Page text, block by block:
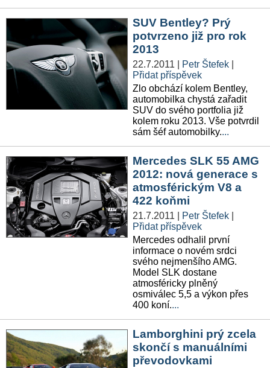
SUV Bentley? Prý
potvrzeno již pro rok
2013
22.7.2011 Petr Štefek
Přidat příspěvek
Zlo obchází kolem Bentley,
automobilka chystá zařadit
SUV do svého portfolia již
kolem roku 2013. Vše potvrdil
sám šéf automobilky....
Mercedes SLK 55 AMG
2012: nová generace s
atmosférickým V8 a
422 koňmi
21.7.2011 Petr Štefek
Přidat příspěvek
Mercedes odhalil první
informace o novém srdci
svého nejmenšího AMG.
Model SLK dostane
atmosféricky plněný
osmiválec 5,5 a výkon přes
400 koní....
Lamborghini prý zcela
skončí s manuálními
převodovkami